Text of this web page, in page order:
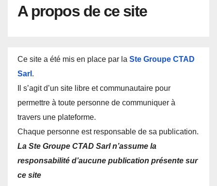
A propos de ce site
Ce site a été mis en place par la Ste Groupe CTAD
Sarl .
Il s’agit d’un site libre et communautaire pour
permettre à toute personne de communiquer à
travers une plateforme.
Chaque personne est responsable de sa publication.
La Ste Groupe CTAD Sarl n’assume la
responsabilité d’aucune publication présente sur
ce site